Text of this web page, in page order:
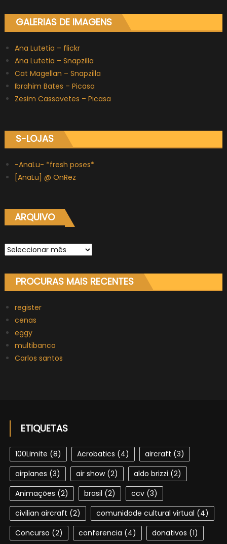
GALERIAS DE IMAGENS
Ana Lutetia – flickr
Ana Lutetia – Snapzilla
Cat Magellan – Snapzilla
Ibrahim Bates – Picasa
Zesim Cassavetes – Picasa
S-LOJAS
-AnaLu- *fresh poses*
[AnaLu] @ OnRez
ARQUIVO
Arquivo
PROCURAS MAIS RECENTES
register
cenas
eggy
multibanco
Carlos santos
ETIQUETAS
100Limite (8) Acrobatics (4) aircraft (3)
airplanes (3) air show(2) aldo brizzi (2)
Animações (2) brasil (2) ccv(3)
civilian aircraft (2) comunidade cultural virtual (4)
Concurso (2) conferencia (4) donativos (1)